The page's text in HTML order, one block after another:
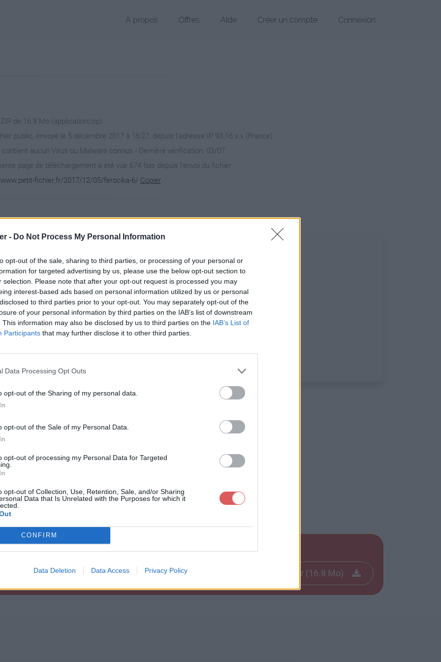
- Do Not Process My Personal Information
opt-out of the sale, sharing to third parties, or processing of your personal or
for targeted advertising by us, please use the below opt-out section to
selection. Please note that after your opt-out request is processed you may
interest-based ads based on personal information utilized by us or personal
to third parties prior to your opt-out. You may separately opt-out of the
of your personal information by third parties on the IAB’s list of downstream
This information may also be disclosed by us to third parties on the IAB’s List of
Participants that may further disclose it to other third parties.
Data Processing Opt Outs
opt-out of the Sharing of my personal data.
opt-out of the Sale of my Personal Data.
opt-out of processing my Personal Data for Targeted
opt-out of Collection, Use, Retention, Sale, and/or Sharing
Data that Is Unrelated with the Purposes for which it
CONFIRM
Data Deletion Data Access Privacy Policy
À propos Offres Aide Créer un compte Connexion
de 16.8 Mo (application/zip)
public, envoyé le 5 décembre 2017 à 16:27, depuis l'adresse IP 93.16.x.x (France)
contient aucun Virus ou Malware connus - Dernière vérification: 03/07
page de téléchargement a été vue 674 fois depuis l'envoi du fichier
fichier.fr/2017/12/05/ferocika-6/ Copier
/ btn_cross_in_grey_circle_pressed.png
-rw-a--     3.1 fat     1550 bx defN 16-Nov-01 03:22 common / btn_greenBigArrow_disabled.png
-rw-a--     3.1 fat     2018 bx defN 16-Nov-01 03:22 common / btn_greenBigArrow_normal.png
-rw-a--     3.1 fat     1983 bx defN 16-Nov-01 03:22 common / btn_greenBigArrow_over.png
-rw-a--     3.1 fat     1845 bx defN 16-Nov-01 03:22 common / btn_greenBigArrow_pressed.png
-rw-a--     3.1 fat    11927 bx defN 16-Nov-01 00:54 common / btn_greenLargeBorder_disabled.png
-rw-a--     3.1 fat    15793 bx defN 16-Nov-01 00:58 common / btn_greenLargeBorder_normal.png
-rw-a--     3.1 fat    15561 bx defN 16-Nov-01 00:58 common / btn_greenLargeBorder_over.png
-rw-a--     3.1 fat    15989 bx defN 16-Nov-01 00:58 common / btn_greenLargeBorder_pressed.png
-rw-a--     3.1 fat     9125 bx defN 16-Nov-01 01:26 common / btn_greenSecondLargeBorder_disabled.png
-rw-a--     3.1 fat    11399 bx defN 16-Nov-01 01:26 common / btn_greenSecondLargeBorder_normal.png
-rw-a--     3.1 fat    10706 bx defN 16-Nov-01 01:27 common / btn_greenSecondLargeBorder_over.png
-rw-a--     3.1 fat    11729 bx defN 16-Nov-01 01:27 common / btn_greenSecondLargeBorder_pressed.png
-rw-a--     3.1 fat     8269 bx defN 1
sur le Web et les réseaux sociaux:
Télécharger le fichier (16.8 Mo)